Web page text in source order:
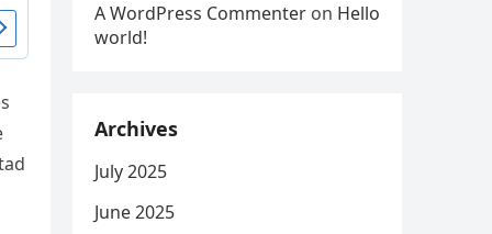
A WordPress Commenter on Hello
world!
Archives
July 2025
June 2025